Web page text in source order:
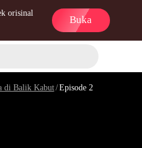
orisinal
Buka
di Balik Kabut/Episode 2